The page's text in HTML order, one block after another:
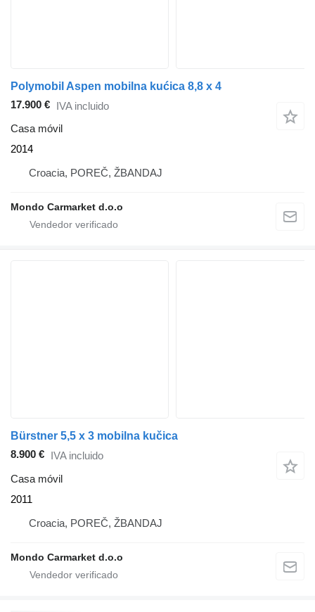
Polymobil Aspen mobilna kućica 8,8 x 4
17.900 € IVA incluido
Casa móvil
2014
Croacia, POREČ, ŽBANDAJ
Mondo Carmarket d.o.o
Bürstner 5,5 x 3 mobilna kučica
8.900 € IVA incluido
Casa móvil
2011
Croacia, POREČ, ŽBANDAJ
Mondo Carmarket d.o.o